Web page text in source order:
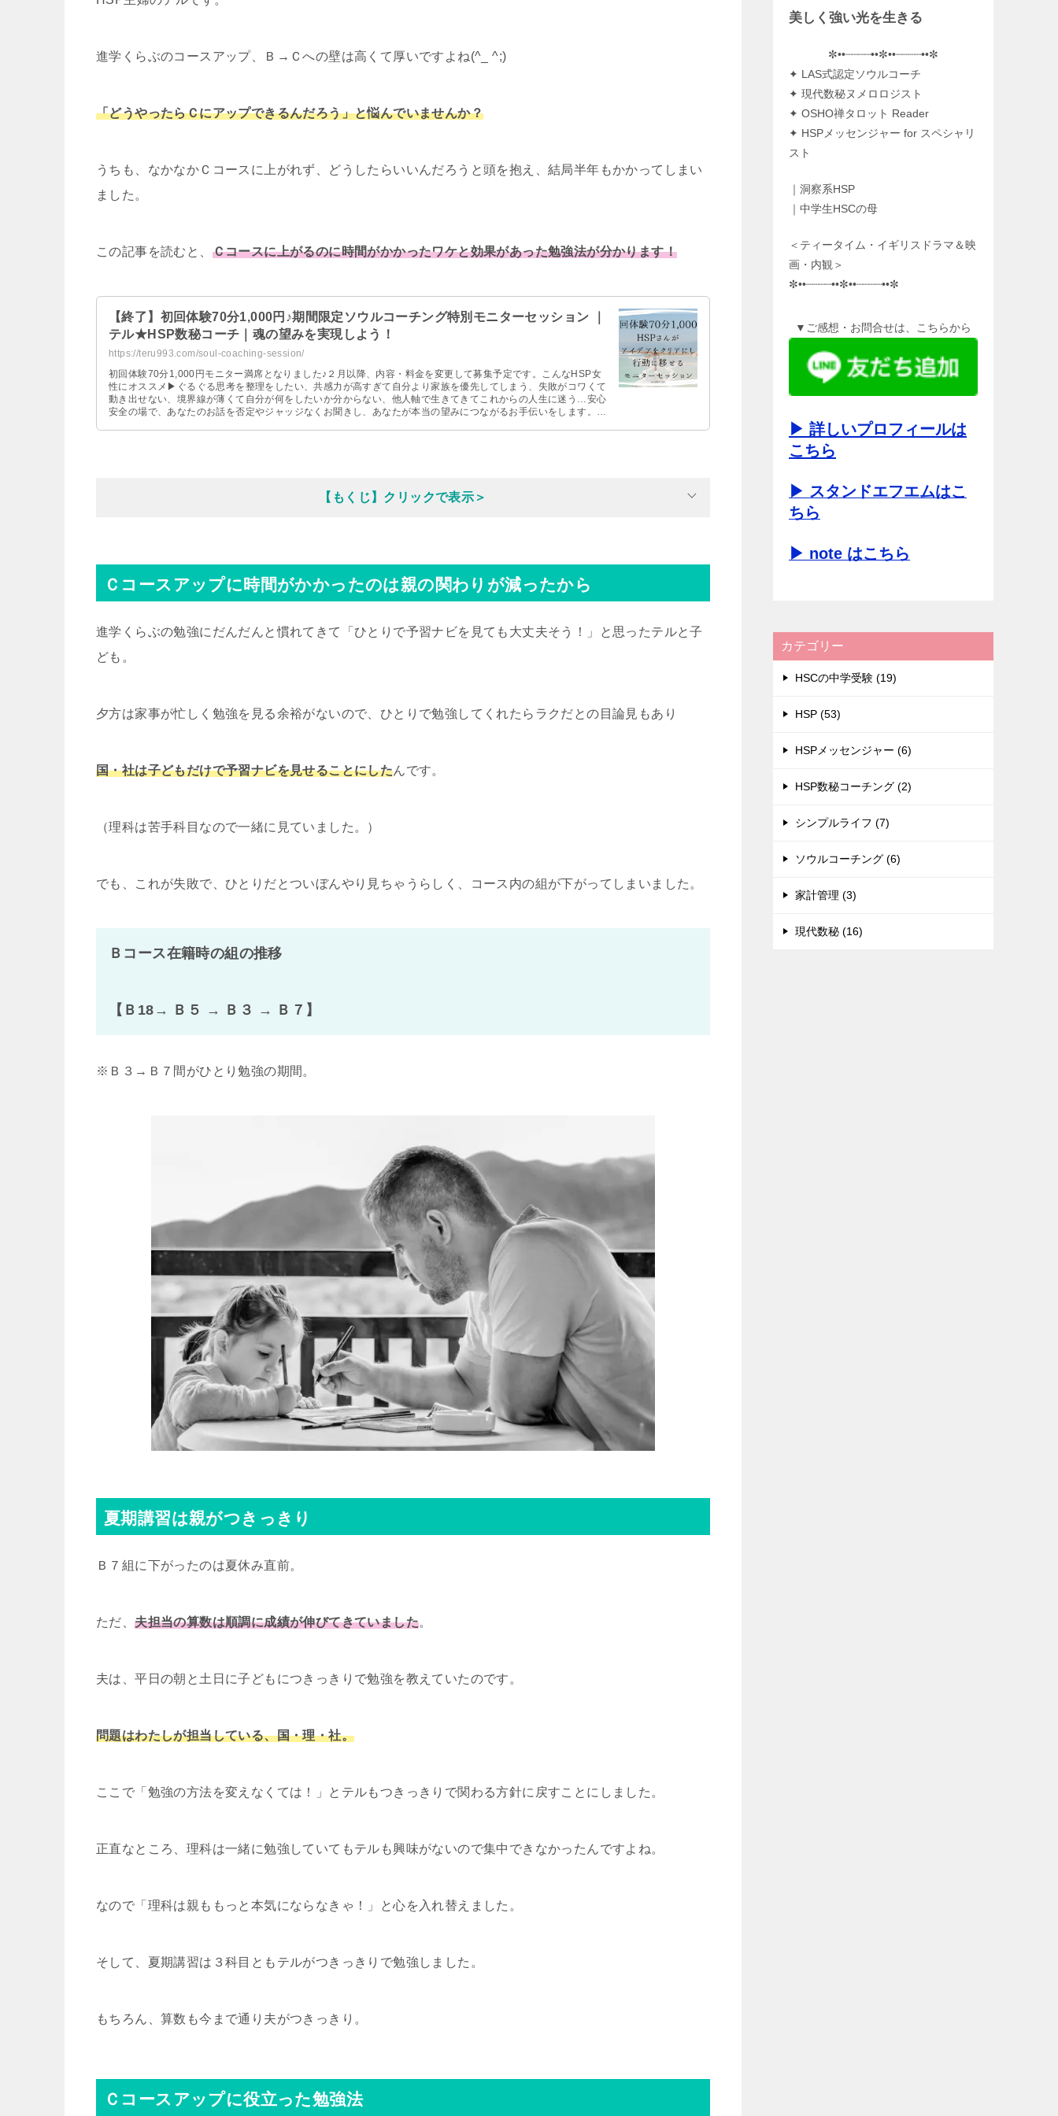
進学くらぶのコースアップ、Ｂ→Ｃへの壁は高くて厚いですよね(^_ ^;)
「どうやったらＣにアップできるんだろう」と悩んでいませんか？
うちも、なかなかＣコースに上がれず、どうしたらいいんだろうと頭を抱え、結局半年もかかってしまい
ました。
この記事を読むと、 Ｃコースに上がるのに時間がかかったワケと効果があった勉強法が分かります！
【終了】初回体験70分1,000円♪期間限定ソウルコーチング特別モニターセッション ｜
テル★HSP数秘コーチ｜魂の望みを実現しよう！
https://teru993.com/soul-coaching-session/
初回体験70分1,000円モニター満席となりました♪２月以降、内容・料金を変更して募集予定です。こんなHSP女
性にオススメ▶ぐるぐる思考を整理をしたい、共感力が高すぎて自分より家族を優先してしまう、失敗がコワくて
動き出せない、境界線が薄くて自分が何をしたいか分からない、他人軸で生きてきてこれからの人生に迷う…安心
安全の場で、あなたのお話を否定やジャッジなくお聞きし、あなたが本当の望みにつながるお手伝いをします。ご
【もくじ】クリックで表示＞
Ｃコースアップに時間がかかったのは親の関わりが減ったから
進学くらぶの勉強にだんだんと慣れてきて「ひとりで予習ナビを見ても大丈夫そう！」と思ったテルと子
ども。
夕方は家事が忙しく勉強を見る余裕がないので、ひとりで勉強してくれたらラクだとの目論見もあり
国・社は子どもだけで予習ナビを見せることにしたんです。
（理科は苦手科目なので一緒に見ていました。）
でも、これが失敗で、ひとりだとついぼんやり見ちゃうらしく、コース内の組が下がってしまいました。
Ｂコース在籍時の組の推移
【Ｂ18→ Ｂ５ → Ｂ３ → Ｂ７】
※Ｂ３→Ｂ７間がひとり勉強の期間。
夏期講習は親がつきっきり
Ｂ７組に下がったのは夏休み直前。
ただ、夫担当の算数は順調に成績が伸びてきていました。
夫は、平日の朝と土日に子どもにつきっきりで勉強を教えていたのです。
問題はわたしが担当している、国・理・社。
ここで「勉強の方法を変えなくては！」とテルもつきっきりで関わる方針に戻すことにしました。
正直なところ、理科は一緒に勉強していてもテルも興味がないので集中できなかったんですよね。
なので「理科は親ももっと本気にならなきゃ！」と心を入れ替えました。
そして、夏期講習は３科目ともテルがつきっきりで勉強しました。
もちろん、算数も今まで通り夫がつきっきり。
Ｃコースアップに役立った勉強法
美しく強い光を生きる
✼••┈┈┈┈••✼••┈┈┈┈••✼
✦ LAS式認定ソウルコーチ
✦ 現代数秘ヌメロロジスト
✦ OSHO禅タロット Reader
✦ HSPメッセンジャー for スペシャリ
スト
｜洞察系HSP
｜中学生HSCの母
＜ティータイム・イギリスドラマ＆映
画・内観＞
✼••┈┈┈┈••✼••┈┈┈┈••✼
▼ご感想・お問合せは、こちらから
▶ 詳しいプロフィールは
こちら
▶ スタンドエフエムはこ
ちら
▶ note はこちら
カテゴリー
HSCの中学受験 (19)
HSP (53)
HSPメッセンジャー (6)
HSP数秘コーチング (2)
シンプルライフ (7)
ソウルコーチング (6)
家計管理 (3)
現代数秘 (16)